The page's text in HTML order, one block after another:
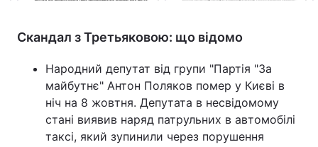
Скандал з Третьяковою: що відомо
Народний депутат від групи "Партія "За
майбутнє" Антон Поляков помер у Києві в
ніч на 8 жовтня. Депутата в несвідомому
стані виявив наряд патрульних в автомобілі
таксі, який зупинили через порушення